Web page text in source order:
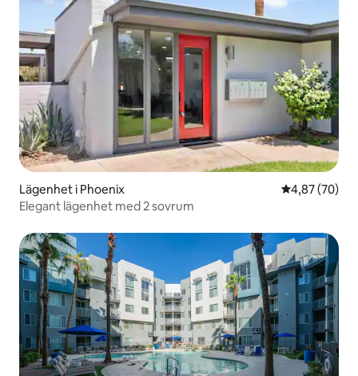
Lägenhet i Phoenix 4,87 av 5 i
4,87 (70)
Elegant lägenhet med 2 sovrum